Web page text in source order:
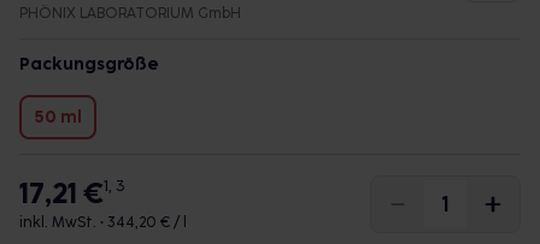
PHÖNIX LABORATORIUM GmbH
Packungsgröße
50 ml
17,21 €1, 3
inkl. MwSt. • 344,20 € / l